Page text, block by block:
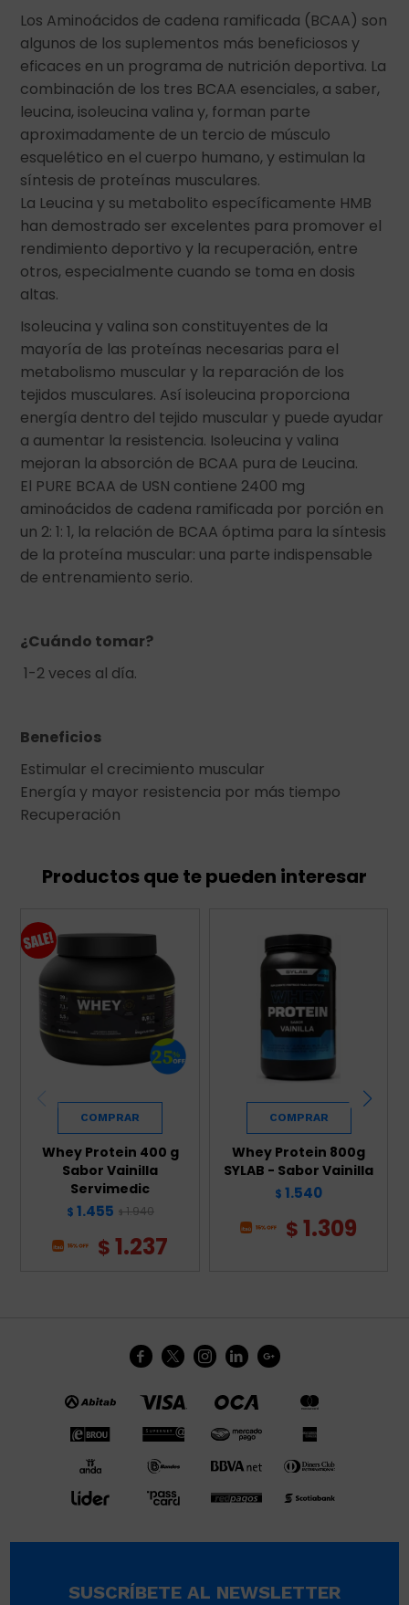
Los Aminoácidos de cadena ramificada (BCAA) son
algunos de los suplementos más beneficiosos y
eficaces en un programa de nutrición deportiva. La
combinación de los tres BCAA esenciales, a saber,
leucina, isoleucina valina y, forman parte
aproximadamente de un tercio de músculo
esquelético en el cuerpo humano, y estimulan la
síntesis de proteínas musculares.
La Leucina y su metabolito específicamente HMB
han demostrado ser excelentes para promover el
rendimiento deportivo y la recuperación, entre
otros, especialmente cuando se toma en dosis
altas.
Isoleucina y valina son constituyentes de la
mayoría de las proteínas necesarias para el
metabolismo muscular y la reparación de los
tejidos musculares. Así isoleucina proporciona
energía dentro del tejido muscular y puede ayudar
a aumentar la resistencia. Isoleucina y valina
mejoran la absorción de BCAA pura de Leucina.
El PURE BCAA de USN contiene 2400 mg
aminoácidos de cadena ramificada por porción en
un 2: 1: 1, la relación de BCAA óptima para la síntesis
de la proteína muscular: una parte indispensable
de entrenamiento serio.
¿Cuándo tomar?
1-2 veces al día.
Beneficios
Estimular el crecimiento muscular
Energía y mayor resistencia por más tiempo
Recuperación
Productos que te pueden interesar
Whey Protein 400 g
Sabor Vainilla
Servimedic
$ 1.455 $ 1.940
$1.237
Whey Protein 800g
SYLAB - Sabor Vainilla
$ 1.540
$1.309
    
SUSCRÍBETE AL NEWSLETTER